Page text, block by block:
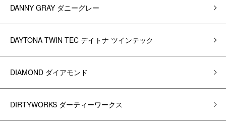
DANNY GRAY ダニーグレー
DAYTONA TWIN TEC デイトナ ツインテック
DIAMOND ダイアモンド
DIRTYWORKS ダーティーワークス